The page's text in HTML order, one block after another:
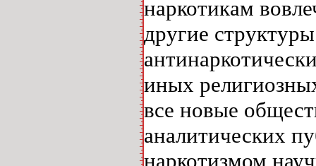
наркотикам
другие
иных
все новые
аналитических
наркотизмом